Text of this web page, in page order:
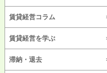
大野城市若草
賃貸経営コラム
賃貸経営を学ぶ
滞納・退去